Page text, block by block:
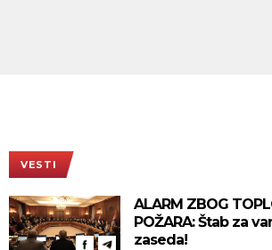
VESTI
ALARM ZBOG
POŽARA: Štab za
zaseda!